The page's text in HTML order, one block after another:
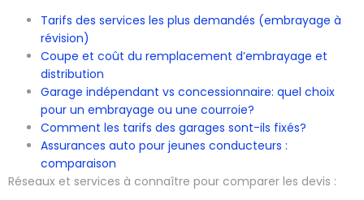
Tarifs des services les plus demandés (embrayage à
révision)
Coupe et coût du remplacement d’embrayage et
distribution
Garage indépendant vs concessionnaire: quel choix
pour un embrayage ou une courroie?
Comment les tarifs des garages sont-ils fixés?
Assurances auto pour jeunes conducteurs :
comparaison
Réseaux et services à connaître pour comparer les devis :